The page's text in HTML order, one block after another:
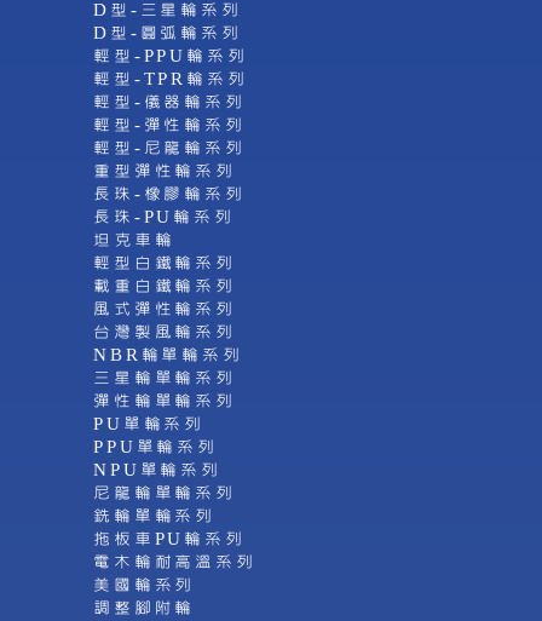
D型-三星輪系列
D型-圓弧輪系列
輕型-PPU輪系列
輕型-TPR輪系列
輕型-儀器輪系列
輕型-彈性輪系列
輕型-尼龍輪系列
重型彈性輪系列
長珠-橡膠輪系列
長珠-PU輪系列
坦克車輪
輕型白鐵輪系列
載重白鐵輪系列
風式彈性輪系列
台灣製風輪系列
NBR輪單輪系列
三星輪單輪系列
彈性輪單輪系列
PU單輪系列
PPU單輪系列
NPU單輪系列
尼龍輪單輪系列
銑輪單輪系列
拖板車PU輪系列
電木輪耐高溫系列
美國輪系列
調整腳附輪